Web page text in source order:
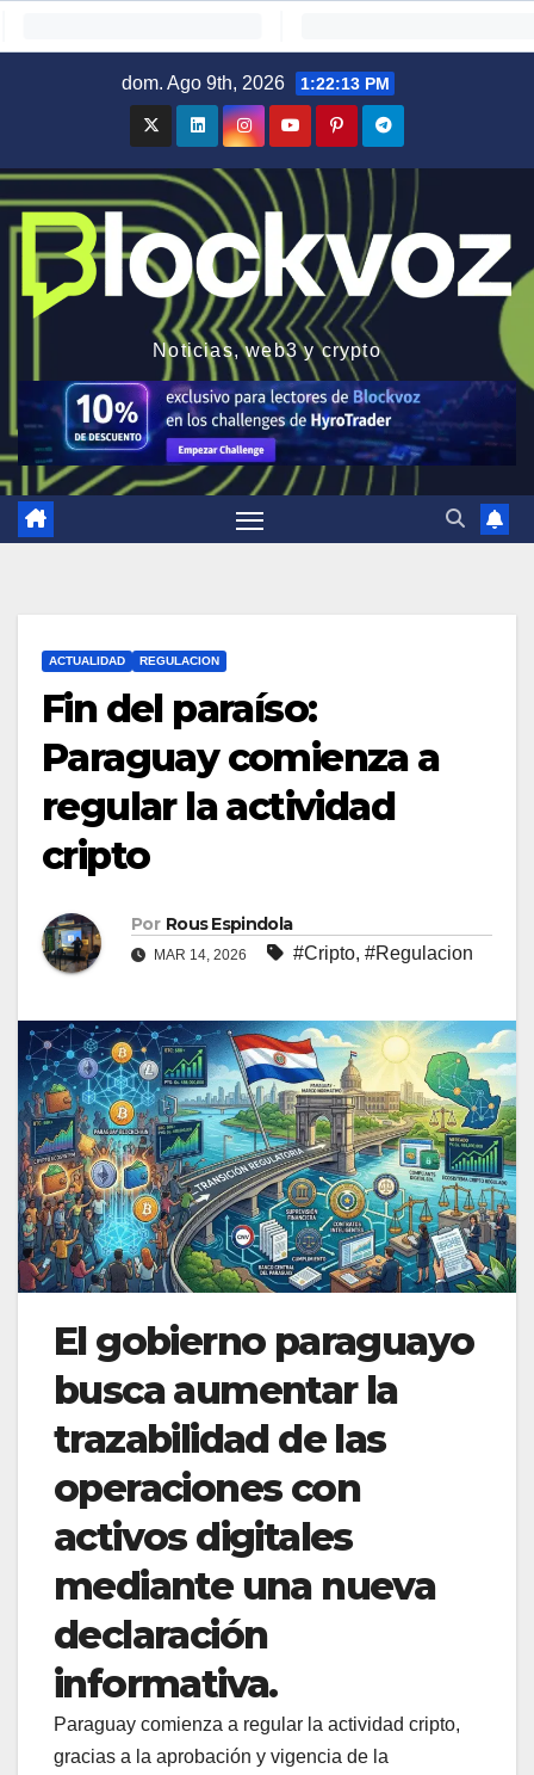
dom. Ago 9th, 2026 1:22:14 PM
Noticias, web3 y crypto
ACTUALIDAD REGULACION
Fin del paraíso:
Paraguay comienza a
regular la actividad
cripto
Por Rous Espindola
MAR 14, 2026 #Cripto, #Regulacion
El gobierno paraguayo
busca aumentar la
trazabilidad de las
operaciones con
activos digitales
mediante una nueva
declaración
informativa.
Paraguay comienza a regular la actividad cripto,
gracias a la aprobación y vigencia de la